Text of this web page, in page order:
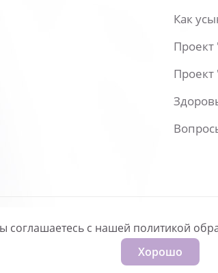
Как
соглашаетесь с нашей политикой
Хорошо